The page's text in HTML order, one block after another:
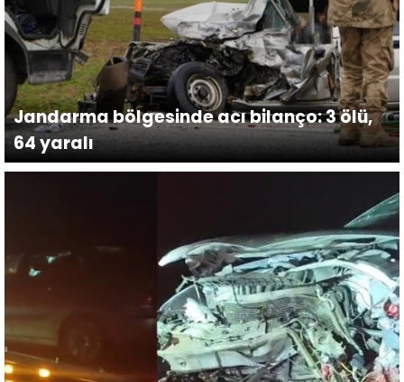
Jandarma bölgesinde acı bilanço: 3 ölü,
64 yaralı